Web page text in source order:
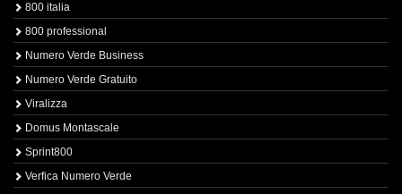
800 italia
800 professional
Numero Verde Business
Numero Verde Gratuito
Viralizza
Domus Montascale
Sprint800
Verfica Numero Verde